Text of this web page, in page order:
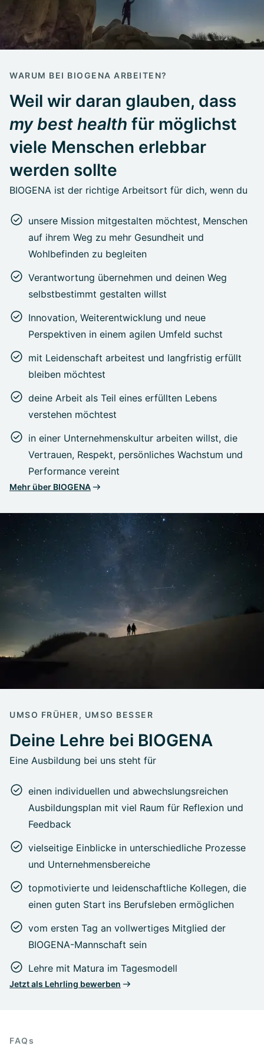
WARUM BEI BIOGENA ARBEITEN?
Weil wir daran glauben, dass
my best health für möglichst
viele Menschen erlebbar
werden sollte
BIOGENA ist der richtige Arbeitsort für dich, wenn du
unsere Mission mitgestalten möchtest, Menschen
auf ihrem Weg zu mehr Gesundheit und
Wohlbefinden zu begleiten
Verantwortung übernehmen und deinen Weg
selbstbestimmt gestalten willst
Innovation, Weiterentwicklung und neue
Perspektiven in einem agilen Umfeld suchst
mit Leidenschaft arbeitest und langfristig erfüllt
bleiben möchtest
deine Arbeit als Teil eines erfüllten Lebens
verstehen möchtest
in einer Unternehmenskultur arbeiten willst, die
Vertrauen, Respekt, persönliches Wachstum und
Performance vereint
Mehr über BIOGENA
UMSO FRÜHER, UMSO BESSER
Deine Lehre bei BIOGENA
Eine Ausbildung bei uns steht für
einen individuellen und abwechslungsreichen
Ausbildungsplan mit viel Raum für Reflexion und
Feedback
vielseitige Einblicke in unterschiedliche Prozesse
und Unternehmensbereiche
topmotivierte und leidenschaftliche Kollegen, die
einen guten Start ins Berufsleben ermöglichen
vom ersten Tag an vollwertiges Mitglied der
BIOGENA-Mannschaft sein
Lehre mit Matura im Tagesmodell
Jetzt als Lehrling bewerben
FAQs